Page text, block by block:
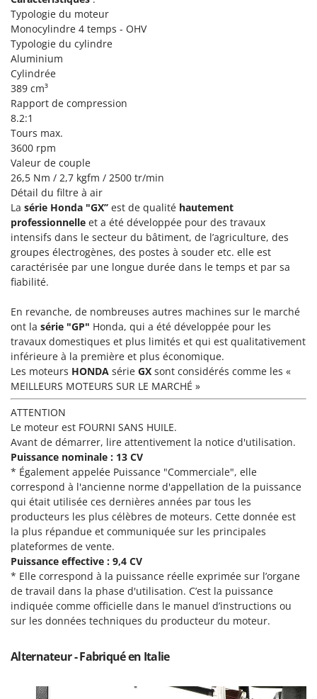
Tondeuses autoportées
Tondeuses débroussailleuses thermiques
Trancheuses
Trancheuses de sol
Transpalettes
Treuils de débardage
Tronçonneuses
V
Vêtements de Sécurité
Vibroculteurs à tracteur
Lampacrescia - MGM
Landxcape
LAR Casalinghi
Lavor
Linea VZ
Lotusgrill
M
M.A.I.BO.
Macom
Macte Ovens
Makita
MAMMAMIA
Marcato
Marina Systems
Master
Mastercook
Masterpro
McCulloch
MCH
Michelin
Mille
Minox
Mockmill
More than chef
MOSA
MOVA
Mowox
MTD
Nilfisk
Ninja
Typologie du moteur
Monocylindre 4 temps - OHV
Typologie du cylindre
Aluminium
Cylindrée
389 cm³
Rapport de compression
8.2:1
Tours max.
3600 rpm
Valeur de couple
26,5 Nm / 2,7 kgfm / 2500 tr/min
Détail du filtre à air
La série Honda "GX’’ est de qualité hautement
professionnelle et a été développée pour des travaux
intensifs dans le secteur du bâtiment, de l’agriculture, des
groupes électrogènes, des postes à souder etc. elle est
caractérisée par une longue durée dans le temps et par sa
fiabilité.
En revanche, de nombreuses autres machines sur le marché
ont la série "GP" Honda, qui a été développée pour les
travaux domestiques et plus limités et qui est qualitativement
inférieure à la première et plus économique.
Les moteurs HONDA série GX sont considérés comme les «
MEILLEURS MOTEURS SUR LE MARCHÉ »
ATTENTION
Le moteur est FOURNI SANS HUILE.
Avant de démarrer, lire attentivement la notice d'utilisation.
Puissance nominale : 13 CV
* Également appelée Puissance "Commerciale", elle
correspond à l'ancienne norme d'appellation de la puissance
qui était utilisée ces dernières années par tous les
producteurs les plus célèbres de moteurs. Cette donnée est
la plus répandue et communiquée sur les principales
plateformes de vente.
Puissance effective : 9,4 CV
* Elle correspond à la puissance réelle exprimée sur l’organe
de travail dans la phase d'utilisation. C’est la puissance
indiquée comme officielle dans le manuel d’instructions ou
sur les données techniques du producteur du moteur.
Alternateur - Fabriqué en Italie